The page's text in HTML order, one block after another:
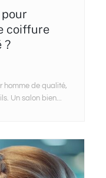
coiffure
?
homme de qualité,
Un salon bien...